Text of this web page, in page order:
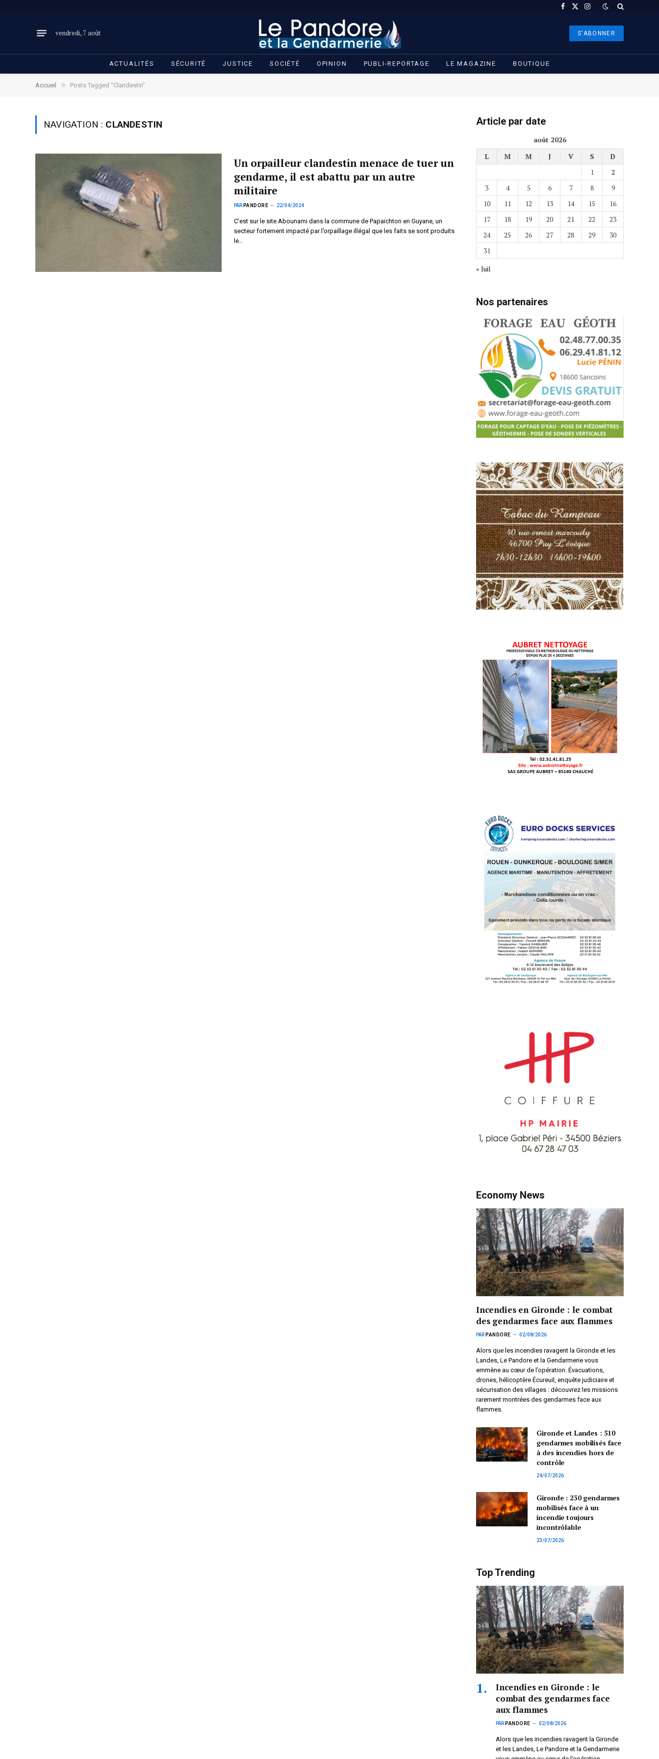
Facebook
X
Instagram
vendredi, 7 août S'ABONNER
ACTUALITÉS SÉCURITÉ JUSTICE SOCIÉTÉ OPINION PUBLI-REPORTAGE LE MAGAZINE BOUTIQUE
Accueil » Posts Tagged "Clandestin"
NAVIGATION : CLANDESTIN
Un orpailleur clandestin menace de tuer un
gendarme, il est abattu par un autre
militaire
PAR PANDORE 22/04/2024
C’est sur le site Abounami dans la commune de Papaïchton en Guyane, un
secteur fortement impacté par l’orpaillage illégal que les faits se sont produits
le…
Article par date
août 2026
L
M M J V S
D
1
2
3
4 5 6 7 8
9
10
11 12 13 14 15
16
17
18 19 20 21 22
23
24
25 26 27 28 29
30
31
« Juil
Nos partenaires
Economy News
Incendies en Gironde : le combat
des gendarmes face aux flammes
PAR PANDORE 02/08/2026
Alors que les incendies ravagent la Gironde et les
Landes, Le Pandore et la Gendarmerie vous
emmène au cœur de l’opération. Évacuations,
drones, hélicoptère Écureuil, enquête judiciaire et
sécurisation des villages : découvrez les missions
rarement montrées des gendarmes face aux
flammes.
Gironde et Landes : 510
gendarmes mobilisés face
à des incendies hors de
contrôle
24/07/2026
Gironde : 230 gendarmes
mobilisés face à un
incendie toujours
incontrôlable
23/07/2026
Top Trending
Incendies en Gironde : le
combat des gendarmes face
aux flammes
PAR PANDORE 02/08/2026
Alors que les incendies ravagent la Gironde
et les Landes, Le Pandore et la Gendarmerie